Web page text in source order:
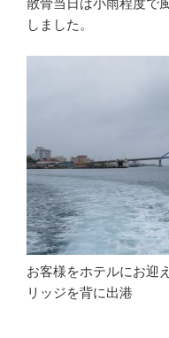
散骨当日は小雨程度で
しました。
お客様をホテルにお迎
リッジを背に出港